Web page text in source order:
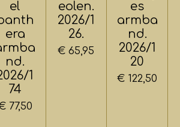
el
era
nd.
1
74
77,50
eolen.
2026/1
26.
€ 65,95
es
armba
nd.
2026/1
20
€ 122,50